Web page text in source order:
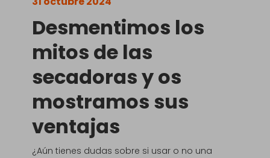
Desmentimos los
mitos de las
secadoras y os
mostramos sus
ventajas
¿Aún tienes dudas sobre si usar o no una